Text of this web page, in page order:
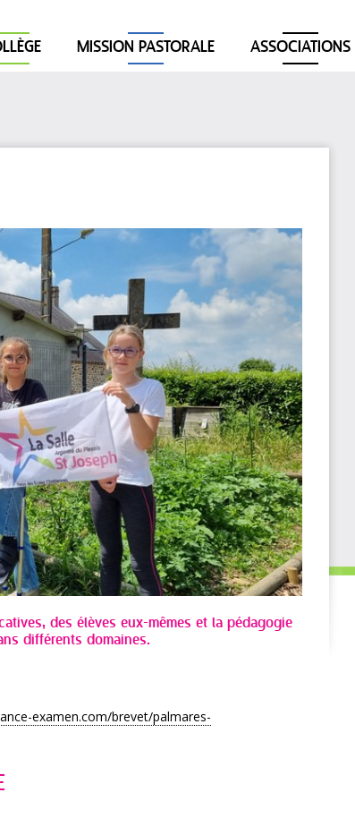
MISSION PASTORALE ASSOCIATIONS
des élèves eux-mêmes et la pédagogie
différents domaines.
examen.com/brevet/palmares-